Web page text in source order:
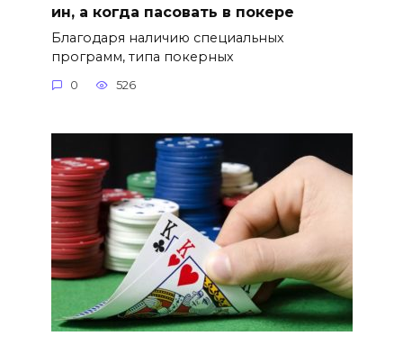
ин, а когда пасовать в покере
Благодаря наличию специальных
программ, типа покерных
0 526